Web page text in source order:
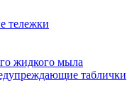
тележки
жидкого мыла
таблички